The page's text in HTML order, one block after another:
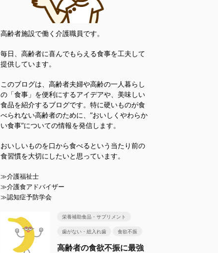
高齢者施設で働く介護職員です。
毎日、高齢者に喜んでもらえる食事を工夫して
提供しています。
このブログは、高齢者夫婦や高齢の一人暮らし
の「食事」を便利にするアイデアや、美味しい
食品を紹介するブログです。特に硬いものが食
べられない高齢者のために、”おいしくやわらか
い食事”についての情報を発信します。
おいしいものを口から食べるという当たり前の
食習慣を大切にしたいと思っています。
≫介護福祉士
≫介護食アドバイザー
≫認知症予防学会
栄養補助食品・サプリメント
歯がない・総入れ歯 食欲不振
高齢者の食欲不振に最強